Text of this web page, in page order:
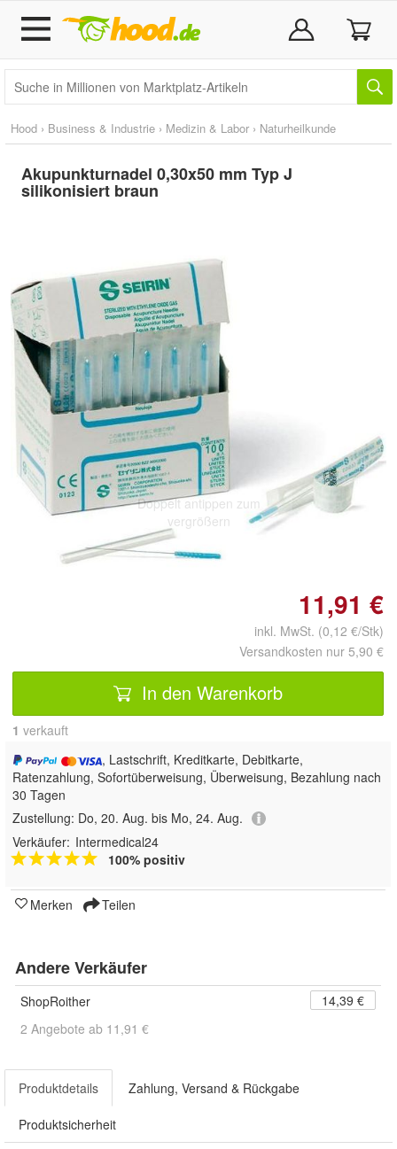
Hood › Business & Industrie › Medizin & Labor › Naturheilkunde
Akupunkturnadel 0,30x50 mm Typ J
silikonisiert braun
Doppelt antippen zum
vergrößern
11,91 €
inkl. MwSt. (0,12 €/Stk)
Versandkosten nur 5,90 €
In den Warenkorb
1 verkauft
, Lastschrift, Kreditkarte, Debitkarte,
Ratenzahlung, Sofortüberweisung, Überweisung, Bezahlung nach
30 Tagen
Zustellung: Do, 20. Aug. bis Mo, 24. Aug.
Verkäufer: Intermedical24
100% positiv
Merken Teilen
Andere Verkäufer
ShopRoither
14,39 €
2 Angebote ab 11,91 €
Produktdetails Zahlung, Versand & Rückgabe
Produktsicherheit